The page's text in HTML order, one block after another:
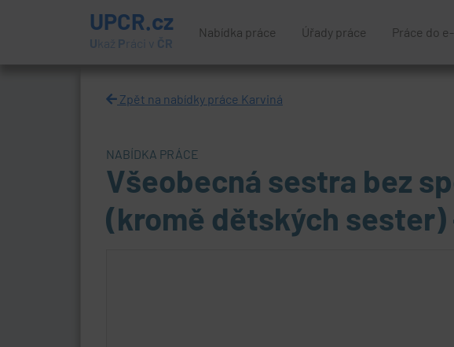
UPCR.cz
U kaž P ráci v ČR
Nabídka práce Úřady práce Práce do
Zpět na nabídky práce Karviná
NABÍDKA PRÁCE
Všeobecná sestra bez
(kromě dětských sester)